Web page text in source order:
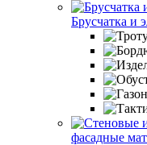
Брусчатка и
фасадные